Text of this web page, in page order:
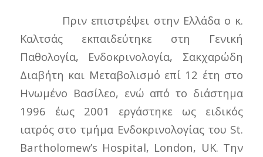
Πριν επιστρέψει στην Ελλάδα o κ.
Καλτσάς εκπαιδεύτηκε στη Γενική
Παθολογία, Ενδοκρινολογία, Σακχαρώδη
Διαβήτη και Μεταβολισμό επί 12 έτη στο
Ηνωμένο Βασίλεο, ενώ από το διάστημα
1996 έως 2001 εργάστηκε ως ειδικός
ιατρός στο τμήμα Ενδοκρινολογίας του St.
Bartholomew’s Hospital, London, UK. Την